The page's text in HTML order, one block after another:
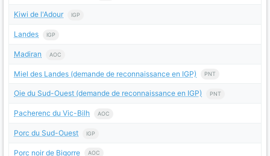
Kiwi de l'Adour IGP
Landes IGP
Madiran AOC
Miel des Landes (demande de reconnaissance en IGP) PNT
Oie du Sud-Ouest (demande de reconnaissance en IGP) PNT
Pacherenc du Vic-Bilh AOC
Porc du Sud-Ouest IGP
Porc noir de Bigorre AOC